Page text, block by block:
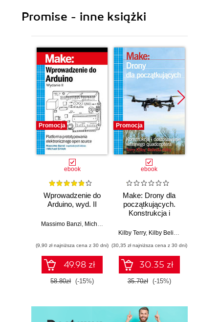
Promise - inne książki
Promocja
ebook
Wprowadzenie do
Arduino, wyd. II
Massimo Banzi Michael Shiloh
(9,90 zł najniższa cena z 30 dni)
49.98 zł
58.80zł (-15%)
Promocja
ebook
Make: Drony dla
początkujących.
Konstrukcja i
własnego
Kilby Terry, Kilby Belinda
(30,35 zł najniższa cena z 30 dni)
30.35 zł
35.70zł (-15%)